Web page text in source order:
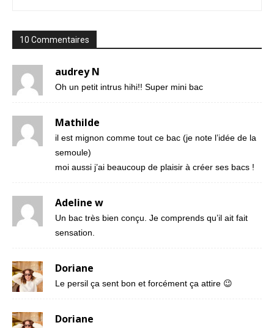
10 Commentaires
audrey N
Oh un petit intrus hihi!! Super mini bac
Mathilde
il est mignon comme tout ce bac (je note l’idée de la
semoule)
moi aussi j’ai beaucoup de plaisir à créer ses bacs !
Adeline w
Un bac très bien conçu. Je comprends qu’il ait fait
sensation.
Doriane
Le persil ça sent bon et forcément ça attire 😉
Doriane